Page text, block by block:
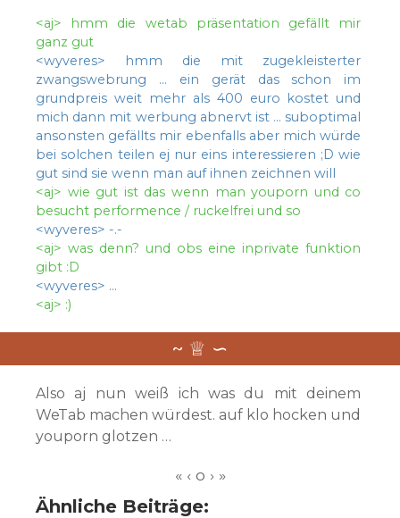
<aj> hmm die wetab präsentation gefällt mir
ganz gut
<wyveres> hmm die mit zugekleisterter
zwangswebrung … ein gerät das schon im
grundpreis weit mehr als 400 euro kostet und
mich dann mit werbung abnervt ist … suboptimal
ansonsten gefällts mir ebenfalls aber mich würde
bei solchen teilen ej nur eins interessieren ;D wie
gut sind sie wenn man auf ihnen zeichnen will
<aj> wie gut ist das wenn man youporn und co
besucht performence / ruckelfrei und so
<wyveres> -.-
<aj> was denn? und obs eine inprivate funktion
gibt :D
<wyveres> …
<aj> :)
Also aj nun weiß ich was du mit deinem
WeTab machen würdest. auf klo hocken und
youporn glotzen …
Ähnliche Beiträge: